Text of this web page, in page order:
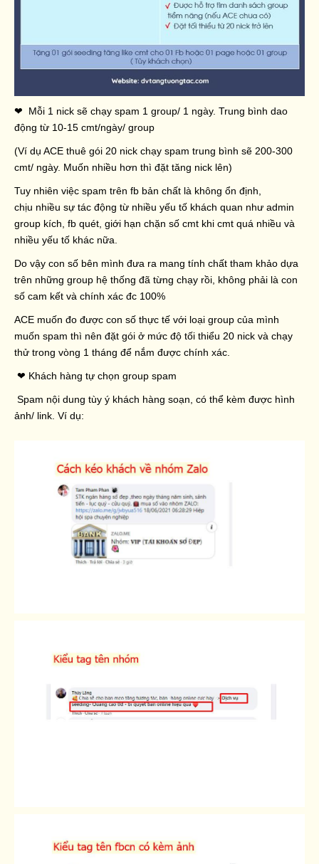
❤ Mỗi 1 nick sẽ chạy spam 1 group/ 1 ngày. Trung bình dao
động từ 10-15 cmt/ngày/ group
(Ví dụ ACE thuê gói 20 nick chạy spam trung bình sẽ 200-300
cmt/ ngày. Muốn nhiều hơn thì đặt tăng nick lên)
Tuy nhiên việc spam trên fb bản chất là không ổn định,
chịu nhiều sự tác động từ nhiều yếu tố khách quan như admin
group kích, fb quét, giới hạn chặn số cmt khi cmt quá nhiều và
nhiều yếu tố khác nữa.
Do vậy con số bên mình đưa ra mang tính chất tham khảo dựa
trên những group hệ thống đã từng chạy rồi, không phải là con
số cam kết và chính xác đc 100%
ACE muốn đo được con số thực tế với loại group của mình
muốn spam thì nên đặt gói ở mức độ tối thiểu 20 nick và chạy
thử trong vòng 1 tháng để nắm được chính xác.
❤ Khách hàng tự chọn group spam
Spam nội dung tùy ý khách hàng soạn, có thể kèm được hình
ảnh/ link. Ví dụ: